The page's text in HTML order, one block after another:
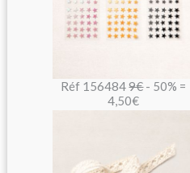
Réf 1564849€- 50% =
4,50€